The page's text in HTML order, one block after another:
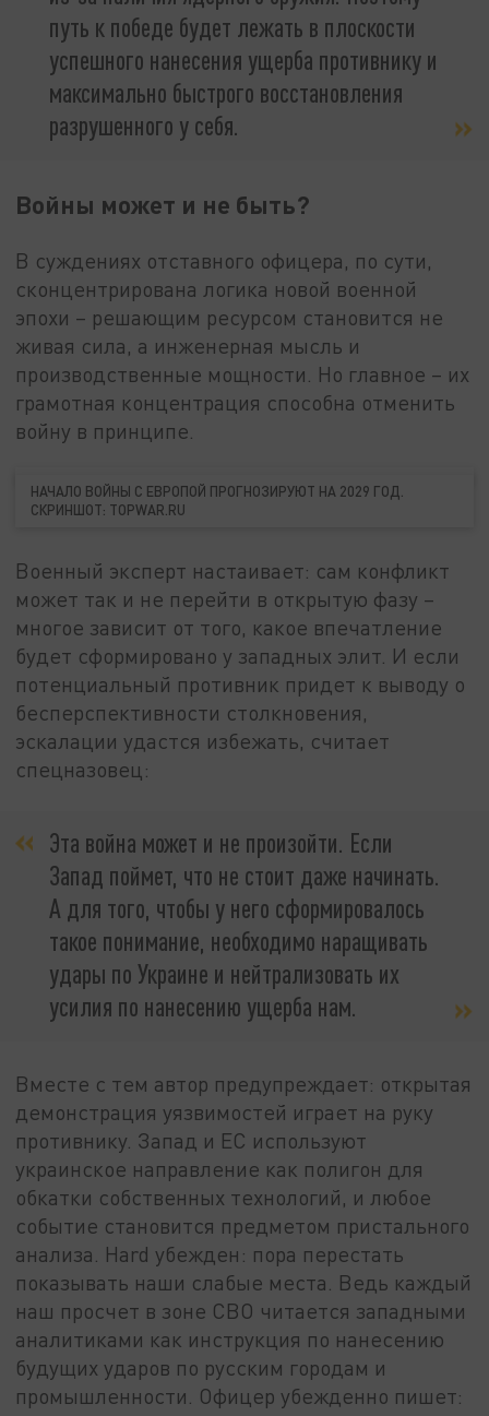
путь к победе будет лежать в плоскости
успешного нанесения ущерба противнику и
максимально быстрого восстановления
разрушенного у себя.
Войны может и не быть?
В суждениях отставного офицера, по сути,
сконцентрирована логика новой военной
эпохи – решающим ресурсом становится не
живая сила, а инженерная мысль и
производственные мощности. Но главное – их
грамотная концентрация способна отменить
войну в принципе.
НАЧАЛО ВОЙНЫ С ЕВРОПОЙ ПРОГНОЗИРУЮТ НА 2029 ГОД.
СКРИНШОТ: TOPWAR.RU
Военный эксперт настаивает: сам конфликт
может так и не перейти в открытую фазу –
многое зависит от того, какое впечатление
будет сформировано у западных элит. И если
потенциальный противник придет к выводу о
бесперспективности столкновения,
эскалации удастся избежать, считает
спецназовец:
Эта война может и не произойти. Если
Запад поймет, что не стоит даже начинать.
А для того, чтобы у него сформировалось
такое понимание, необходимо наращивать
удары по Украине и нейтрализовать их
усилия по нанесению ущерба нам.
Вместе с тем автор предупреждает: открытая
демонстрация уязвимостей играет на руку
противнику. Запад и ЕС используют
украинское направление как полигон для
обкатки собственных технологий, и любое
событие становится предметом пристального
анализа. Hard убежден: пора перестать
показывать наши слабые места. Ведь каждый
наш просчет в зоне СВО читается западными
аналитиками как инструкция по нанесению
будущих ударов по русским городам и
промышленности. Офицер убежденно пишет: